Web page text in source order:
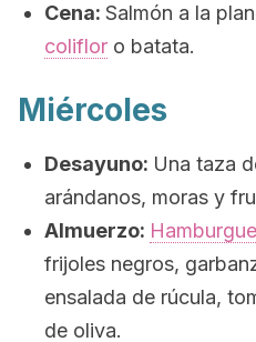
Cena: Salmón a la
coliflor o batata.
Miércoles
Desayuno: Una taza
arándanos, moras y
Almuerzo:
frijoles negros,
ensalada de rúcula,
de oliva.